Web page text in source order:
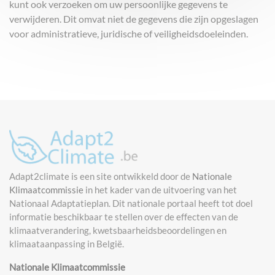
kunt ook verzoeken om uw persoonlijke gegevens te
verwijderen. Dit omvat niet de gegevens die zijn opgeslagen
voor administratieve, juridische of veiligheidsdoeleinden.
Adapt2climate is een site ontwikkeld door de Nationale
Klimaatcommissie in het kader van de uitvoering van het
Nationaal Adaptatieplan. Dit nationale portaal heeft tot doel
informatie beschikbaar te stellen over de effecten van de
klimaatverandering, kwetsbaarheidsbeoordelingen en
klimaataanpassing in België.
Nationale Klimaatcommissie